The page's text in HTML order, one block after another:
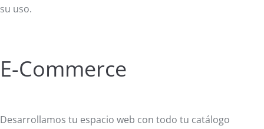
su uso.
E-Commerce
Desarrollamos tu espacio web con todo tu catálogo